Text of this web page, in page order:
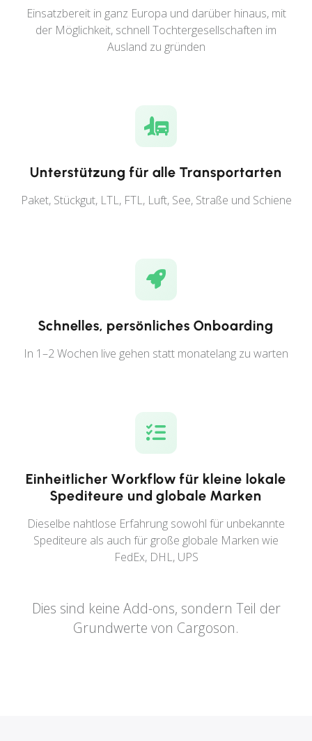
Einsatzbereit in ganz Europa und darüber hinaus, mit
der Möglichkeit, schnell Tochtergesellschaften im
Ausland zu gründen
Unterstützung für alle Transportarten
Paket, Stückgut, LTL, FTL, Luft, See, Straße und Schiene
Schnelles, persönliches Onboarding
In 1–2 Wochen live gehen statt monatelang zu warten
Einheitlicher Workflow für kleine lokale
Spediteure und globale Marken
Dieselbe nahtlose Erfahrung sowohl für unbekannte
Spediteure als auch für große globale Marken wie
FedEx, DHL, UPS
Dies sind keine Add-ons, sondern Teil der
Grundwerte von Cargoson.